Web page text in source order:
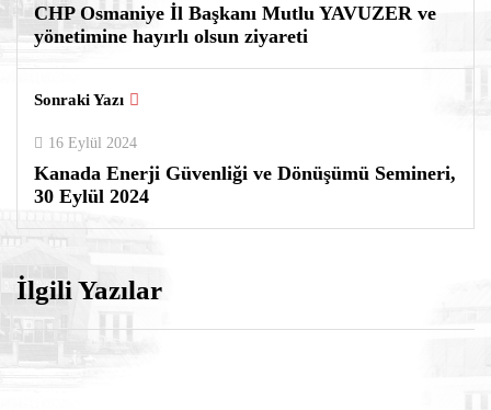
CHP Osmaniye İl Başkanı Mutlu YAVUZER ve
yönetimine hayırlı olsun ziyareti
Sonraki Yazı
16 Eylül 2024
Kanada Enerji Güvenliği ve Dönüşümü Semineri,
30 Eylül 2024
İlgili Yazılar